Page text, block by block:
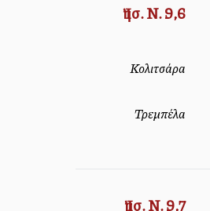
Ἰησ. Ν. 9,6
Κολιτσάρα
Τρεμπέλα
Ἰησ. Ν. 9,7